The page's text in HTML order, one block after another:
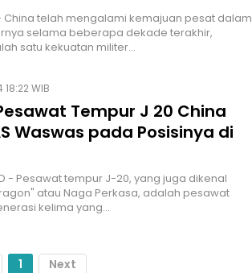
- China telah mengalami kemajuan pesat dalam
selama beberapa dekade terakhir,
satu kekuatan militer…
WIB
Tempur J 20 China
Waswas pada Posisinya di
- Pesawat tempur J-20, yang juga dikenal
atau Naga Perkasa, adalah pesawat
kelima yang…
1 Next